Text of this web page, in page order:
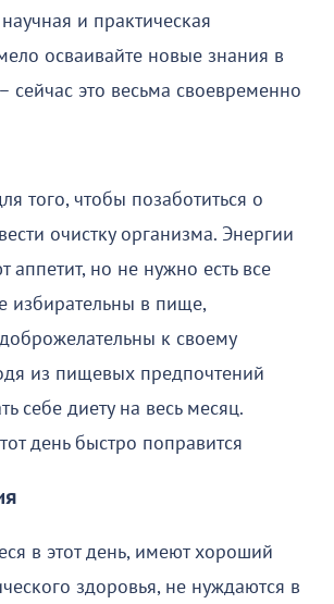
и практическая
осваивайте новые знания в
сейчас это весьма своевременно
того, чтобы позаботиться о
очистку организма. Энергии
аппетит, но не нужно есть все
избирательны в пище,
к своему
из пищевых предпочтений
себе диету на весь месяц.
день быстро поправится
в этот день, имеют хороший
здоровья, не нуждаются в